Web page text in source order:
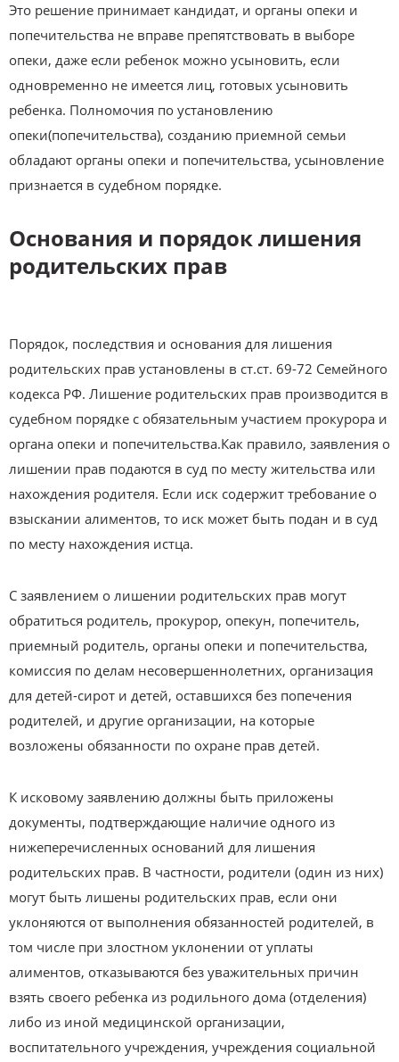
Это решение принимает кандидат, и органы опеки и
попечительства не вправе препятствовать в выборе
опеки, даже если ребенок можно усыновить, если
одновременно не имеется лиц, готовых усыновить
ребенка. Полномочия по установлению
опеки(попечительства), созданию приемной семьи
обладают органы опеки и попечительства, усыновление
признается в судебном порядке.
Основания и порядок лишения
родительских прав
Порядок, последствия и основания для лишения
родительских прав установлены в ст.ст. 69-72 Семейного
кодекса РФ. Лишение родительских прав производится в
судебном порядке с обязательным участием прокурора и
органа опеки и попечительства.Как правило, заявления о
лишении прав подаются в суд по месту жительства или
нахождения родителя. Если иск содержит требование о
взыскании алиментов, то иск может быть подан и в суд
по месту нахождения истца.
С заявлением о лишении родительских прав могут
обратиться родитель, прокурор, опекун, попечитель,
приемный родитель, органы опеки и попечительства,
комиссия по делам несовершеннолетних, организация
для детей-сирот и детей, оставшихся без попечения
родителей, и другие организации, на которые
возложены обязанности по охране прав детей.
К исковому заявлению должны быть приложены
документы, подтверждающие наличие одного из
нижеперечисленных оснований для лишения
родительских прав. В частности, родители (один из них)
могут быть лишены родительских прав, если они
уклоняются от выполнения обязанностей родителей, в
том числе при злостном уклонении от уплаты
алиментов, отказываются без уважительных причин
взять своего ребенка из родильного дома (отделения)
либо из иной медицинской организации,
воспитательного учреждения, учреждения социальной